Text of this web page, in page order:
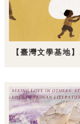
【臺灣文學基地